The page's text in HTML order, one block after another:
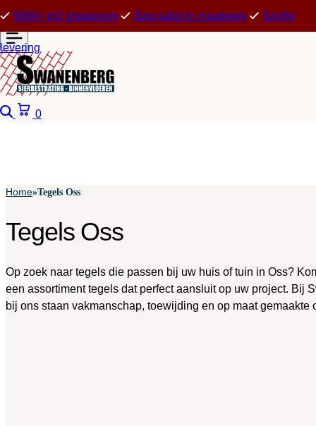
5000+ m2 showroom Specialist in maatwerk Snelle
levering
Zoeken
0
Home»Tegels Oss
Tegels Oss
Op zoek naar tegels die passen bij uw huis of tuin in Oss?
een assortiment tegels dat perfect aansluit op uw project. Bij
bij ons staan vakmanschap, toewijding en op maat gemaakte